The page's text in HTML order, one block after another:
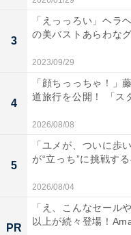
3
「えっっろい」ヘラ
の美バストあらわな
2023/09/29
4
「顔ちっっちゃ！」
道旅行を公開！ 「ス
2026/08/08
5
「ユメが、ついに歩
が“立っち”に挑戦す
2026/08/04
PR
「え、こんなセール
以上が続々登場！